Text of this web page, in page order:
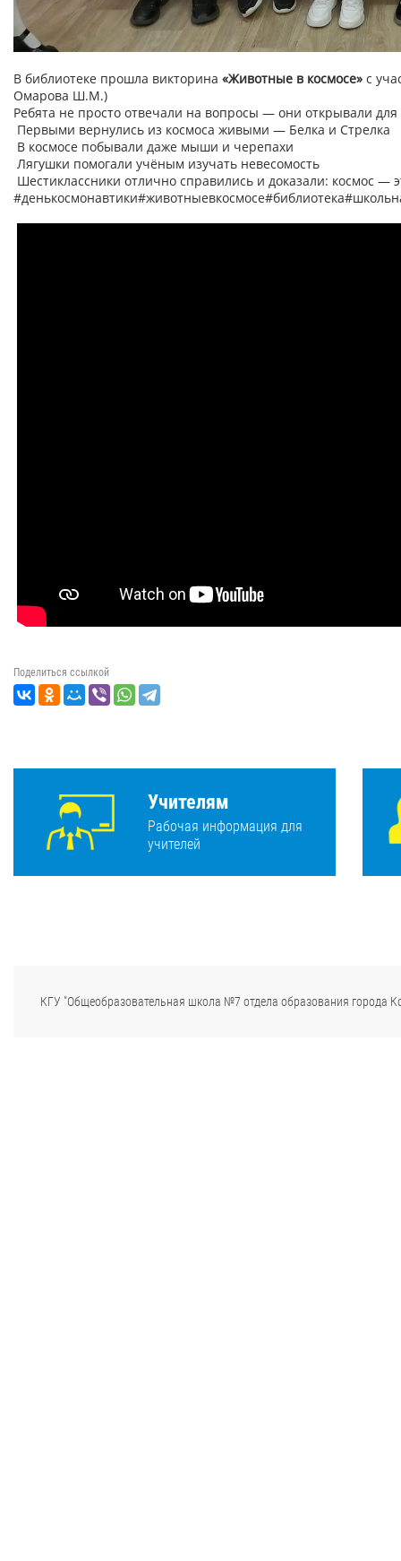
В библиотеке прошла викторина «Животные в космосе» с
Омарова Ш.М.)
Ребята не просто отвечали на вопросы — они открывали
Первыми вернулись из космоса живыми — Белка и Стрелка
В космосе побывали даже мыши и черепахи
Лягушки помогали учёным изучать невесомость
Шестиклассники отлично справились и доказали: космос —
Поделиться ссылкой
Учителям
Рабочая информация для
учителей
КГУ "Общеобразовательная школа №7 отдела образования города